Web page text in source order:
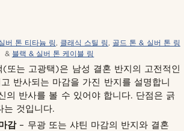
버 톤 티타늄 링, 클래식 스틸 링, 골드 톤 & 실버 톤 링
& 블랙 & 실버 톤 케이블 링
또는 고광택)은 남성 결혼 반지의 고전적인
반사되는 마감을 가진 반지를 설명합니
의 반사를 볼 수 있어야 합니다. 단점은 긁
는 것입니다.
감– 무광 또는 샤틴 마감의 반지와 결혼